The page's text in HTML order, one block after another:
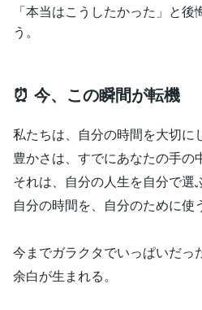
「本当はこうしたかった」と
う。
⏰ 今、この瞬間が転機
私たちは、自分の時間を大切に
豊かさは、すでにあなたの手の
それは、自分の人生を自分で選
自分の時間を、自分のために使
今までガラクタでいっぱいだっ
余白が生まれる。